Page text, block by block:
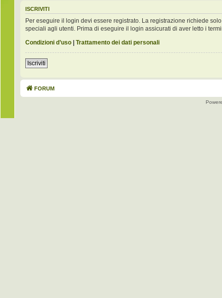
ISCRIVITI
Per eseguire il login devi essere registrato. La registrazione richiede
speciali agli utenti. Prima di eseguire il login assicurati di aver letto i
Condizioni d’uso | Trattamento dei dati personali
Iscriviti
FORUM